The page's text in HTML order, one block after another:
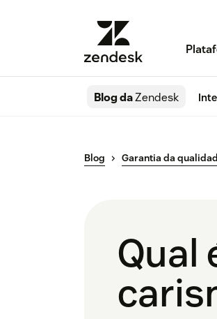
Blog daZendesk
Blog Garantia da
Qual